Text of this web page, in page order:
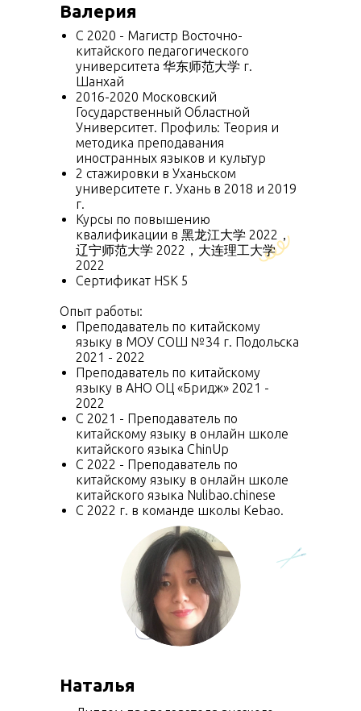
Валерия
C 2020 - Магистр Восточно-
китайского педагогического
университета 华东师范大学 г.
Шанхай
2016-2020 Московский
Государственный Областной
Университет. Профиль: Теория и
методика преподавания
иностранных языков и культур
2 стажировки в Уханьском
университете г. Ухань в 2018 и 2019
г.
Курсы по повышению
квалификации в 黑龙江大学 2022，
辽宁师范大学 2022，大连理工大学
2022
Сертификат HSK 5
Опыт работы:
Преподаватель по китайскому
языку в МОУ СОШ №34 г. Подольска
2021 - 2022
Преподаватель по китайскому
языку в АНО ОЦ «Бридж» 2021 -
2022
С 2021 - Преподаватель по
китайскому языку в онлайн школе
китайского языка ChinUp
С 2022 - Преподаватель по
китайскому языку в онлайн школе
китайского языка Nulibao.chinese
С 2022 г. в команде школы Kebao.
Наталья